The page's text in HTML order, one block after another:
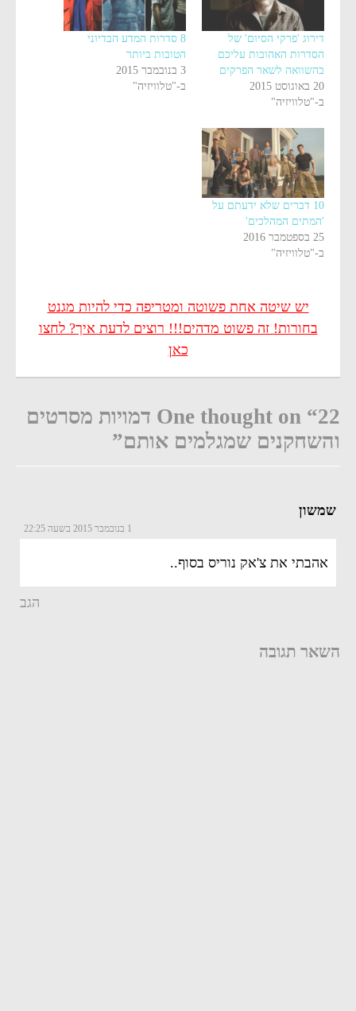
דירוג 'פרקי הסיום' של
הסדרות האהובות עליכם
בהשוואה לשאר הפרקים
20 באוגוסט 2015
ב-"טלוויזיה"
8 סדרות המדע הבדיוני
הטובות ביותר
3 בנובמבר 2015
ב-"טלוויזיה"
10 דברים שלא ידעתם על
'המתים המהלכים'
25 בספטמבר 2016
ב-"טלוויזיה"
יש שיטה אחת פשוטה ומטריפה כדי להיות מגנט
בחורות! זה פשוט מדהים!!! רוצים לדעת איך? לחצו
כאן
One thought on “22 דמויות מסרטים
והשחקנים שמגלמים אותם”
שמשון
1 בנובמבר 2015 בשעה 22:25
אהבתי את צ'אק נוריס בסוף..
הגב
השאר תגובה